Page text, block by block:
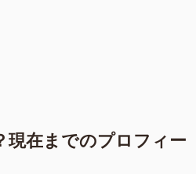
現在までのプロフィー